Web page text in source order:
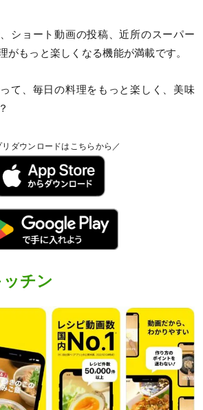
ショート動画の投稿、近所のスーパー
がもっと楽しくなる機能が満載です。
て、毎日の料理をもっと楽しく、美味
リダウンロードはこちらから／
チン